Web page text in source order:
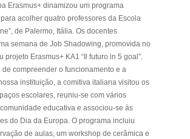
Erasmus+ dinamizou um programa
acolher quatro professores da Escola
de Palermo, Itália. Os docentes
semana de Job Shadowing, promovida no
projeto Erasmus+ KA1 “Il futuro in 5 goal”.
de compreender o funcionamento e a
instituição, a comitiva italiana visitou os
escolares, reuniu-se com vários
educativa e associou-se às
do Dia da Europa. O programa incluiu
de aulas, um workshop de cerâmica e